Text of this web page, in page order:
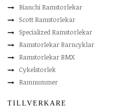
Bianchi Ramstorlekar
Scott Ramstorlekar
Specialized Ramstorlekar
Ramstorlekar Barncyklar
Ramstorlekar BMX
Cykelstorlek
Ramnummer
TILLVERKARE